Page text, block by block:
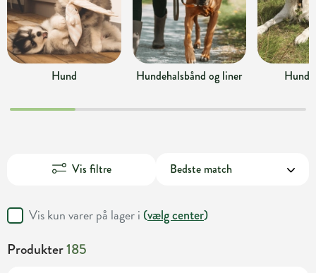
Hund Hundehalsbånd og liner
Vis filtre
Vis kun varer på lager i (vælg center)
Produkter185